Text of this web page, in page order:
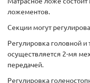
ложементов.
Секции могут
Регулировка головной
осуществляется 2-мя
передачей.
Регулировка